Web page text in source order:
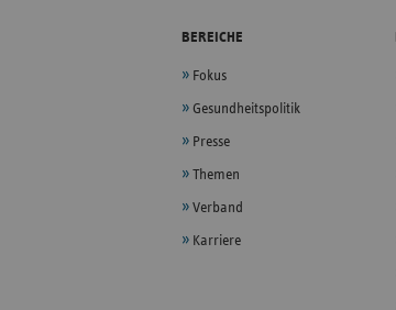
BEREICHE
Fokus
Gesundheitspolitik
Presse
Themen
Verband
Karriere